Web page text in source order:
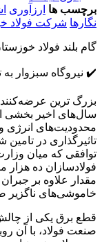
برچسب ها ارزآوری
نگارها شرکت فولاد
گام بلند فولاد
✔️ نیروگاه سبزوار
بزرگ ترین
سال‌های اخیر بخشی
محدودیت‌های انرژی
تاثیرگذاری در
توافقی که میان
فولادسازان ده هزار
مقدار علاوه بر
خاموشی‌های ناگزیر
قطع برق یکی از
صنعت فولاد، با آن